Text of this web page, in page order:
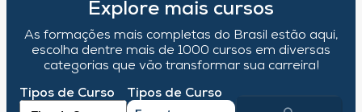
Explore mais cursos
As formações mais completas do Brasil estão aqui,
escolha dentre mais de 1000 cursos em diversas
categorias que vão transformar sua carreira!
Tipos de Curso Tipos de Curso